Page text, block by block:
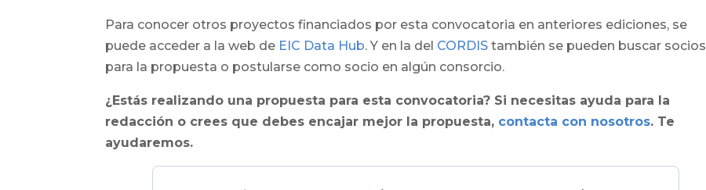
Para conocer otros proyectos financiados por esta convocatoria en anteriores ediciones, se
puede acceder a la web de EIC Data Hub. Y en la del CORDIStambién se pueden buscar socios
para la propuesta o postularse como socio en algún consorcio.
¿Estás realizando una propuesta para esta convocatoria? Si necesitas ayuda para la
redacción o crees que debes encajar mejor la propuesta, contacta con nosotros. Te
ayudaremos.